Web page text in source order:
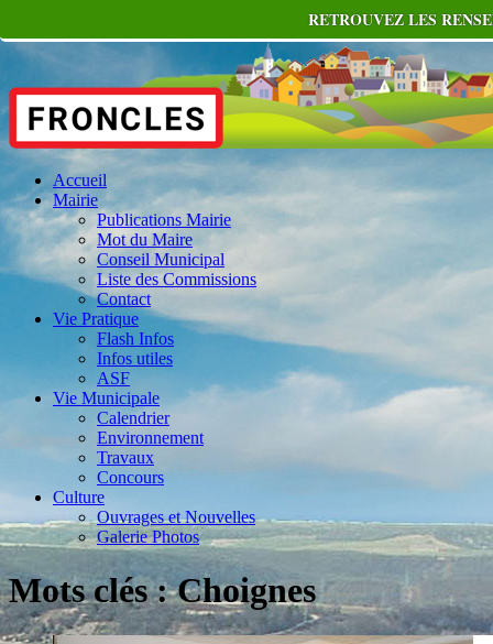
Accueil
Mairie
Publications Mairie
Mot du Maire
Conseil Municipal
Liste des Commissions
Contact
Vie Pratique
Flash Infos
Infos utiles
ASF
Vie Municipale
Calendrier
Environnement
Travaux
Concours
Culture
Ouvrages et Nouvelles
Galerie Photos
Mots clés : Choignes
RETROUVEZ LES